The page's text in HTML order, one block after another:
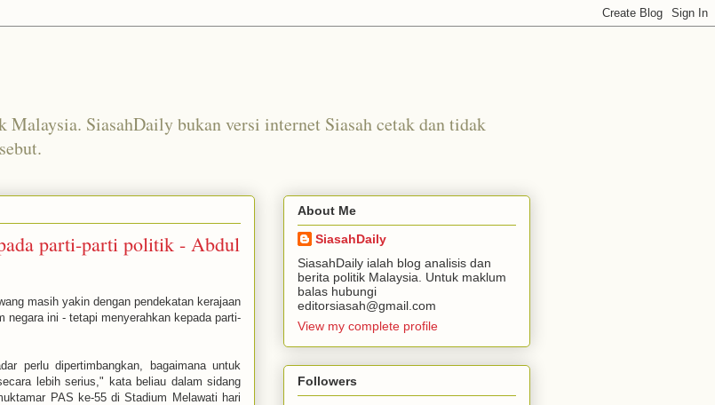
SiasahDaily bukan versi internet Siasah cetak dan tidak
parti-parti politik - Abdul
masih yakin dengan pendekatan kerajaan
negara ini - tetapi menyerahkan kepada parti-
perlu dipertimbangkan, bagaimana untuk
lebih serius," kata beliau dalam sidang
PAS ke-55 di Stadium Melawati hari
About Me
SiasahDaily
SiasahDaily ialah blog analisis dan
berita politik Malaysia. Untuk maklum
balas hubungi
editorsiasah@gmail.com
View my complete profile
Followers